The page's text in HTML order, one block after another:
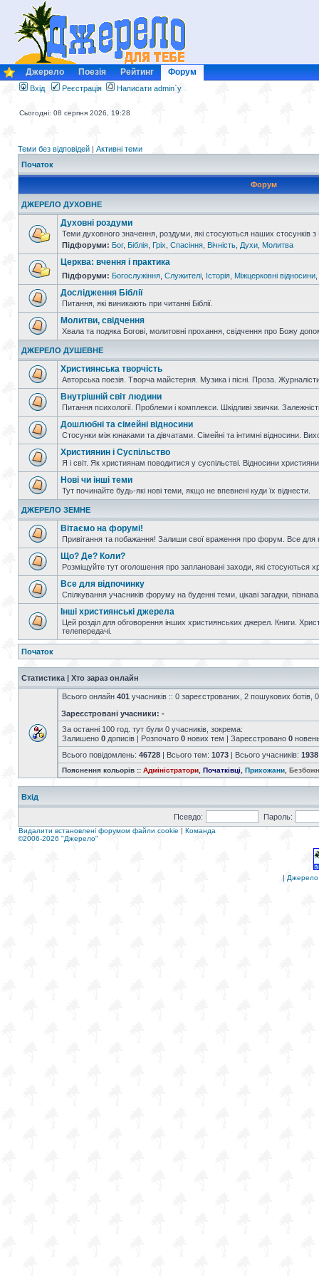
Джерело Поезія Рейтинг Форум
Вхід Реєстрація Написати admin`у
Сьогодні: 08 серпня 2026, 19:28
Теми без відповідей | Активні теми
Початок
Форум
ДЖЕРЕЛО ДУХОВНЕ
Духовні роздуми
Теми духовного значення, роздуми, які стосуються наших стосунків з
Підфоруми: Бог, Біблія Гріх Спасіння Вічність Духи Молитва
Церква: вчення і практика
Підфоруми: Богослужіння Служителі Історія Міжцерковні відносини
Дослідження Біблії
Питання, які виникають при читанні Біблії.
Молитви, свідчення
Хвала та подяка Богові, молитовні прохання, свідчення про Божу
ДЖЕРЕЛО ДУШЕВНЕ
Християнська творчість
Авторська поезія. Творча майстерня. Музика і пісні. Проза.
Внутрішній світ людини
Питання психології. Проблеми і комплекси. Шкідливі звички.
Дошлюбні та сімейні відносини
Стосунки між юнаками та дівчатами. Сімейні та інтимні відносини.
Християнин і Суспільство
Я і світ. Як християнам поводитися у суспільстві. Відносини
Нові чи інші теми
Тут починайте будь-які нові теми, якщо не впевнені куди їх віднести.
ДЖЕРЕЛО ЗЕМНЕ
Вітаємо на форумі!
Привітання та побажання! Залиши свої враження про форум. Все для
Що? Де? Коли?
Розміщуйте тут оголошення про заплановані заходи, які стосуються
Все для відпочинку
Спілкування учасників форуму на буденні теми, цікаві загадки,
Інші християнські джерела
Цей розділ для обговорення інших християнських джерел. Книги.
телепередачі.
Початок
Статистика | Хто зараз онлайн
Всього онлайн 401 учасників :: 0 зареєстрованих, 2 пошукових ботів,
Зареєстровані учасники: -
За останні 100 год. тут були 0 учасників, зокрема:
Залишено 0 дописів | Розпочато 0 нових тем | Зареєстровано 0
Всього повідомлень: 46728 | Всього тем: 1073 | Всього учасників: 1938
Пояснення кольорів :: Адміністратори Початківці Прихожани
Вхід
Псевдо: Пароль:
Видалити встановлені форумом файли cookie | Команда
©2006-2026 "Джерело"
| Джерело